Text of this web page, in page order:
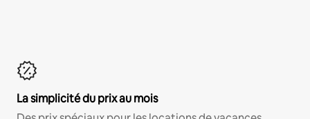
La simplicité du prix au mois